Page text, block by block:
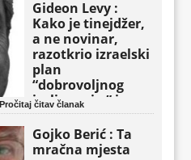
Gideon Levy :
Kako je tinejdžer,
a ne novinar,
razotkrio izraelski
plan
“dobrovoljnog
iseljavanja ” iz
Gaze
Pročitaj čitav članak
Gojko Berić : Ta
mračna mjesta